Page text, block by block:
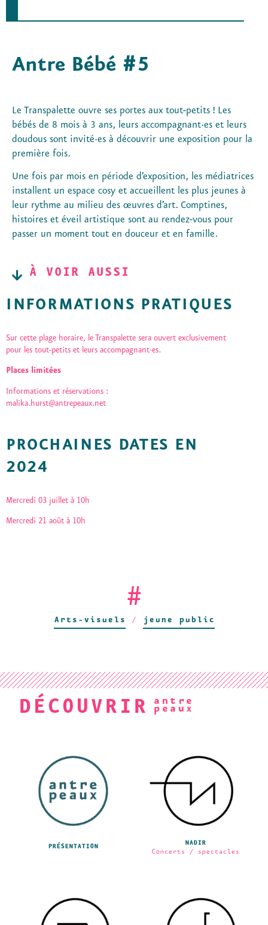
Antre Bébé #5
INFORMATIONS PRATIQUES
Sur cette plage horaire, le Transpalette sera ouvert exclusivement
pour les tout-petits et leurs accompagnant·es.
Places limitées
Informations et réservations :
malika.hurst@antrepeaux.net
PROCHAINES DATES EN
2024
Mercredi 03 juillet à 10h
Mercredi 21 août à 10h
Le Transpalette ouvre ses portes aux tout-petits ! Les
bébés de 8 mois à 3 ans, leurs accompagnant·es et leurs
doudous sont invité·es à découvrir une exposition pour la
première fois.
Une fois par mois en période d’exposition, les médiatrices
installent un espace cosy et accueillent les plus jeunes à
leur rythme au milieu des œuvres d’art. Comptines,
histoires et éveil artistique sont au rendez-vous pour
passer un moment tout en douceur et en famille.
À VOIR AUSSI
#
Arts-visuels / jeune public
DÉCOUVRIR
PRÉSENTATION
NADIR
Concerts / spectacles